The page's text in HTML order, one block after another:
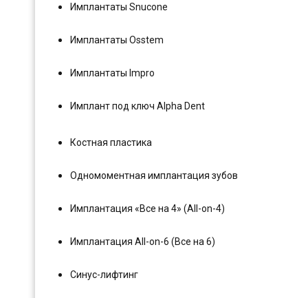
Имплантаты Snucone
Имплантаты Osstem
Имплантаты Impro
Имплант под ключ Alpha Dent
Костная пластика
Одномоментная имплантация зубов
Имплантация «Все на 4» (All-on-4)
Имплантация All-on-6 (Все на 6)
Синус-лифтинг